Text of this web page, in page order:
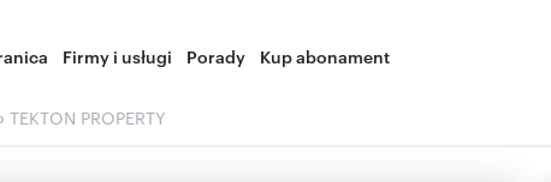
Firmy i usługi Porady Kup abonament
TEKTON PROPERTY